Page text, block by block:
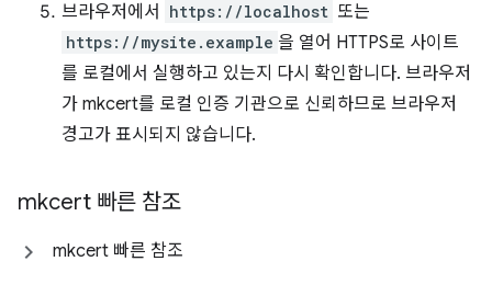
브라우저에서
https://localhost 또는
https://mysite.example 을 열어 HTTPS로 사이트
를 로컬에서 실행하고 있는지 다시 확인합니다. 브라우저
가 mkcert를 로컬 인증 기관으로 신뢰하므로 브라우저
경고가 표시되지 않습니다.
mkcert 빠른 참조
mkcert 빠른 참조